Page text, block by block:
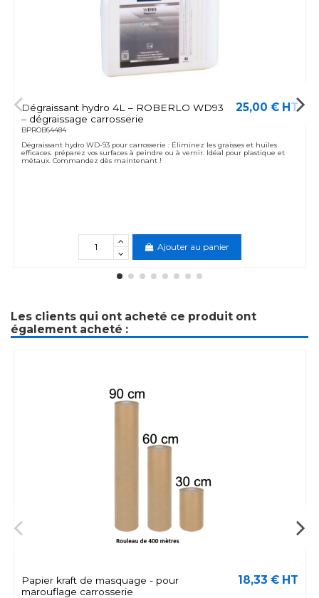
Dégraissant hydro 4L – ROBERLO WD93
– dégraissage carrosserie
BPROB64484
25,00 € HT
Dégraissant hydro WD-93 pour carrosserie : Éliminez les graisses et huiles
efficaces. préparez vos surfaces à peindre ou à vernir. Idéal pour plastique et
métaux. Commandez dès maintenant !
Ajouter au panier
Les clients qui ont acheté ce produit ont
également acheté :
Papier kraft de masquage - pour
marouflage carrosserie
18,33 € HT